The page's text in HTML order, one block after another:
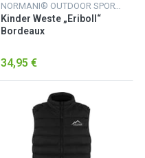
NORMANI® OUTDOOR SPORTS
Kinder Weste „Eriboll“
Bordeaux
34,95 €